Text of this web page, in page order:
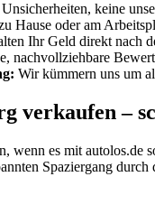
keine
Hause oder am
Ihr Geld direkt nach
nachvollziehbare
Wir kümmern uns um
verkaufen –
wenn es mit
Spaziergang